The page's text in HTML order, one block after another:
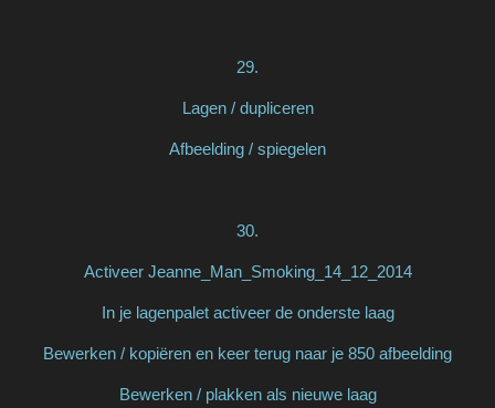
29.
Lagen / dupliceren
Afbeelding / spiegelen
30.
Activeer Jeanne_Man_Smoking_14_12_2014
In je lagenpalet activeer de onderste laag
Bewerken / kopiëren en keer terug naar je 850 afbeelding
Bewerken / plakken als nieuwe laag